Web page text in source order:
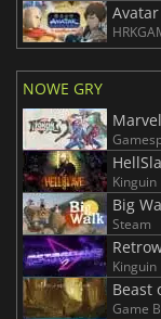
NOWE GRY
Kinguin
Big
Steam
Kinguin
Beast
Game